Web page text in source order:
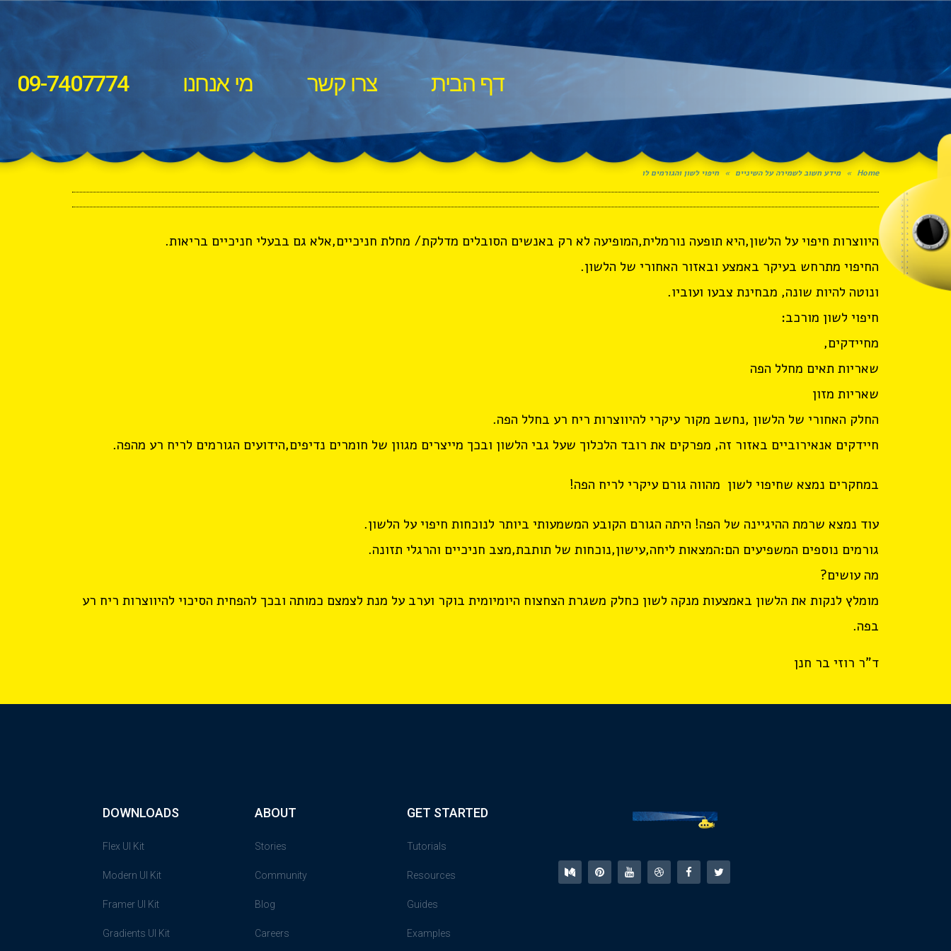
דף הבית צרו קשר מי אנחנו 09-7407774
Home
» מידע חשוב לשמירה על השיניים » חיפוי לשון והגורמים לו
היווצרות חיפוי על הלשון,היא תופעה נורמלית,המופיעה לא רק באנשים הסובלים מדלקת/ מחלת חניכיים,אלא גם בבעלי חניכיים בריאות.
החיפוי מתרחש בעיקר באמצע ובאזור האחורי של הלשון.
ונוטה להיות שונה, מבחינת צבעו ועוביו.
חיפוי לשון מורכב:
מחיידקים,
שאריות תאים מחלל הפה
שאריות מזון
החלק האחורי של הלשון ,נחשב מקור עיקרי להיווצרות ריח רע בחלל הפה.
חיידקים אנאירוביים באזור זה, מפרקים את רובד הלכלוך שעל גבי הלשון ובכך מייצרים מגוון של חומרים נדיפים,הידועים הגורמים לריח רע מהפה.
במחקרים נמצא שחיפוי לשון מהווה גורם עיקרי לריח הפה!
עוד נמצא שרמת ההיגיינה של הפה! היתה הגורם הקובע המשמעותי ביותר לנוכחות חיפוי על הלשון.
גורמים נוספים המשפיעים הם:המצאות ליחה,עישון,נוכחות של תותבת,מצב חניכיים והרגלי תזונה.
מה עושים?
מומלץ לנקות את הלשון באמצעות מנקה לשון כחלק משגרת הצחצוח היומיומית בוקר וערב על מנת לצמצם כמותה ובכך להפחית הסיכוי להיווצרות ריח רע
בפה.
ד"ר רוזי בר חנן
GET STARTED
Tutorials
Resources
Guides
Examples
ABOUT
Stories
Community
Blog
Careers
DOWNLOADS
Flex UI Kit
Modern UI Kit
Framer UI Kit
Gradients UI Kit